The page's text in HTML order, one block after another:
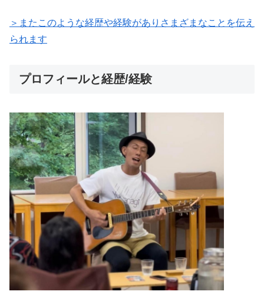
＞またこのような経歴や経験がありさまざまなことを伝え
られます
プロフィールと経歴/経験